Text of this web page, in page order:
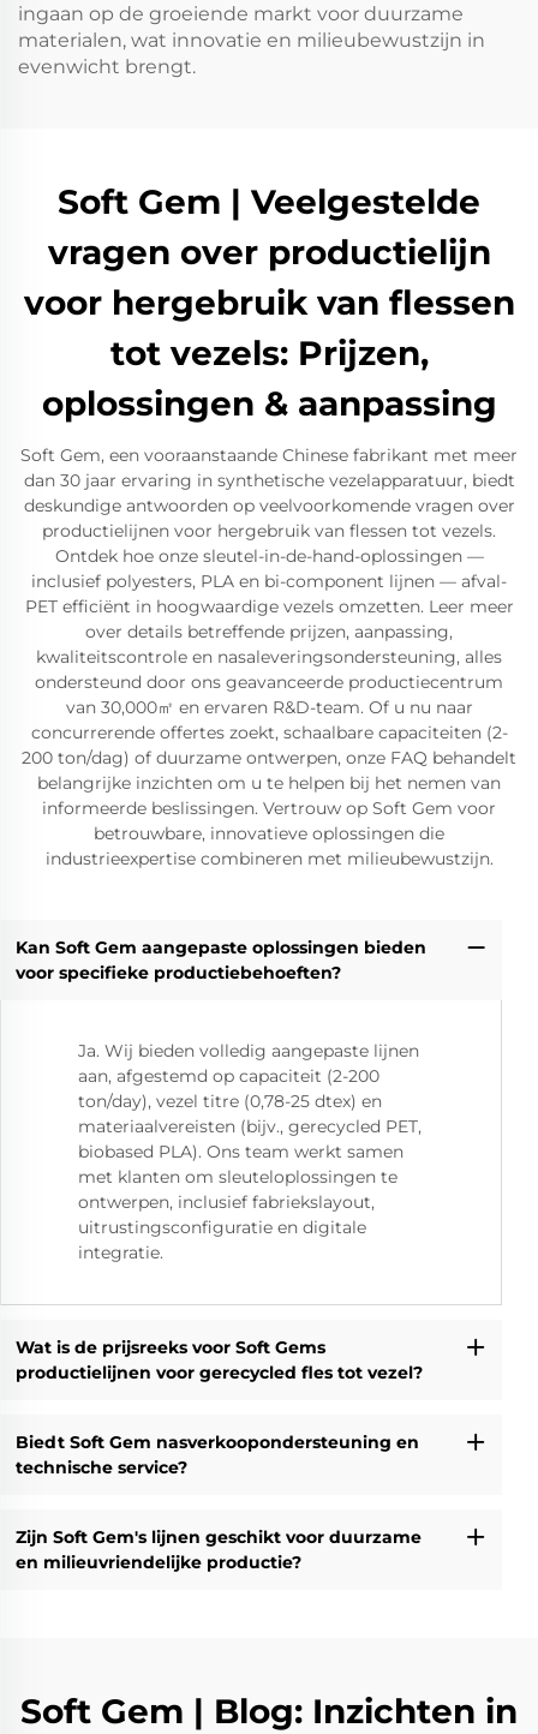
ingaan op de groeiende markt voor duurzame
materialen, wat innovatie en milieubewustzijn in
evenwicht brengt.
Soft Gem | Veelgestelde
vragen over productielijn
voor hergebruik van flessen
tot vezels: Prijzen,
oplossingen & aanpassing
Soft Gem, een vooraanstaande Chinese fabrikant met meer
dan 30 jaar ervaring in synthetische vezelapparatuur, biedt
deskundige antwoorden op veelvoorkomende vragen over
productielijnen voor hergebruik van flessen tot vezels.
Ontdek hoe onze sleutel-in-de-hand-oplossingen —
inclusief polyesters, PLA en bi-component lijnen — afval-
PET efficiënt in hoogwaardige vezels omzetten. Leer meer
over details betreffende prijzen, aanpassing,
kwaliteitscontrole en nasaleveringsondersteuning, alles
ondersteund door ons geavanceerde productiecentrum
van 30,000㎡ en ervaren R&D-team. Of u nu naar
concurrerende offertes zoekt, schaalbare capaciteiten (2-
200 ton/dag) of duurzame ontwerpen, onze FAQ behandelt
belangrijke inzichten om u te helpen bij het nemen van
informeerde beslissingen. Vertrouw op Soft Gem voor
betrouwbare, innovatieve oplossingen die
industrieexpertise combineren met milieubewustzijn.
Kan Soft Gem aangepaste oplossingen bieden
voor specifieke productiebehoeften?
Ja. Wij bieden volledig aangepaste lijnen
aan, afgestemd op capaciteit (2-200
ton/day), vezel titre (0,78-25 dtex) en
materiaalvereisten (bijv., gerecycled PET,
biobased PLA). Ons team werkt samen
met klanten om sleuteloplossingen te
ontwerpen, inclusief fabriekslayout,
uitrustingsconfiguratie en digitale
integratie.
Wat is de prijsreeks voor Soft Gems
productielijnen voor gerecycled fles tot vezel?
Biedt Soft Gem nasverkoopondersteuning en
technische service?
Zijn Soft Gem's lijnen geschikt voor duurzame
en milieuvriendelijke productie?
Soft Gem | Blog: Inzichten in